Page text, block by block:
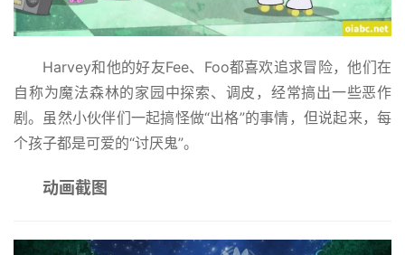
Harvey和他的好友Fee、Foo都喜欢追求冒险，他们在
自称为魔法森林的家园中探索、调皮，经常搞出一些恶作
剧。虽然小伙伴们一起搞怪做“出格”的事情，但说起来，每
个孩子都是可爱的“讨厌鬼”。
动画截图